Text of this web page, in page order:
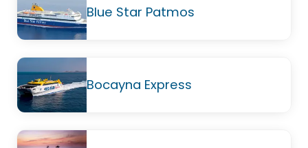
Blue Star Patmos
Bocayna Express